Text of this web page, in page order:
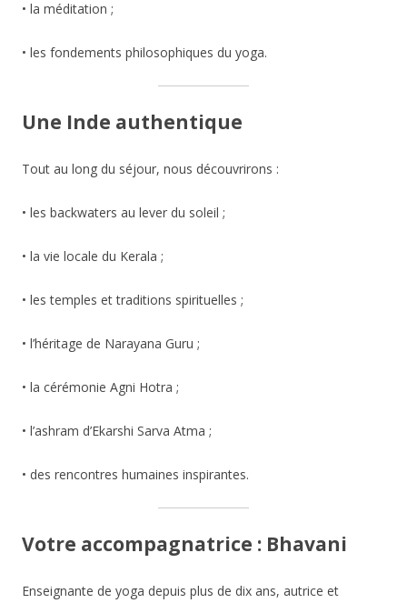
• la méditation ;
• les fondements philosophiques du yoga.
Une Inde authentique
Tout au long du séjour, nous découvrirons :
• les backwaters au lever du soleil ;
• la vie locale du Kerala ;
• les temples et traditions spirituelles ;
• l’héritage de Narayana Guru ;
• la cérémonie Agni Hotra ;
• l’ashram d’Ekarshi Sarva Atma ;
• des rencontres humaines inspirantes.
Votre accompagnatrice : Bhavani
Enseignante de yoga depuis plus de dix ans, autrice et